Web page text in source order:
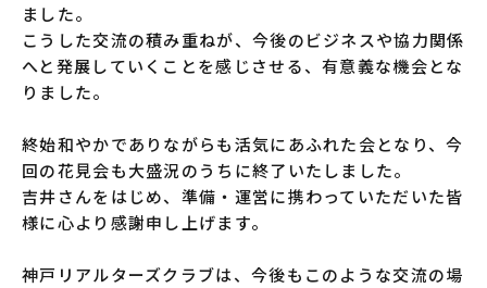
ました。
こうした交流の積み重ねが、今後のビジネスや協力関係
へと発展していくことを感じさせる、有意義な機会とな
りました。
終始和やかでありながらも活気にあふれた会となり、今
回の花見会も大盛況のうちに終了いたしました。
吉井さんをはじめ、準備・運営に携わっていただいた皆
様に心より感謝申し上げます。
神戸リアルターズクラブは、今後もこのような交流の場